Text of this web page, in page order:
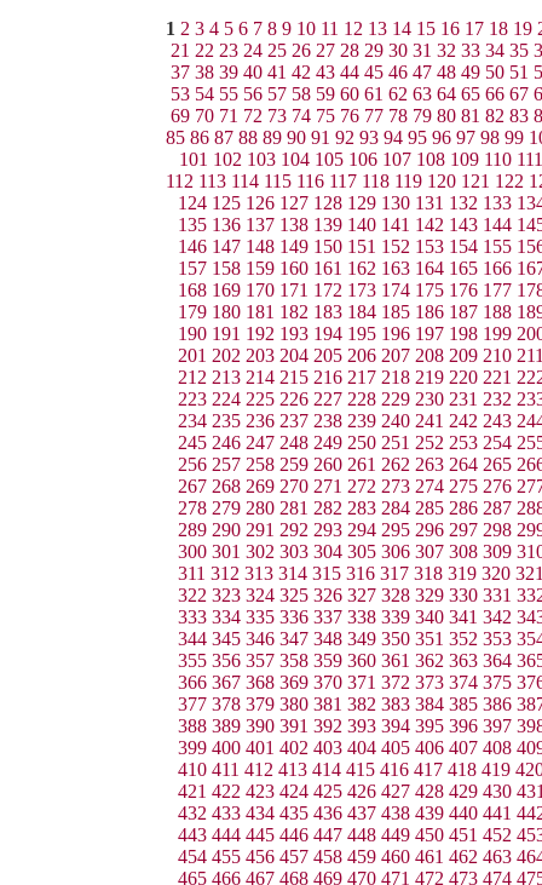
1 2 3 4 5 6 7 8 9 10 11 12 13 14 15 16 17 18 19
21 22 23 24 25 26 27 28 29 30 31 32 33 34 35
37 38 39 40 41 42 43 44 45 46 47 48 49 50 51
53 54 55 56 57 58 59 60 61 62 63 64 65 66 67
69 70 71 72 73 74 75 76 77 78 79 80 81 82 83
85 86 87 88 89 90 91 92 93 94 95 96 97 98 99
101 102 103 104 105 106 107 108 109 110 111
112 113 114 115 116 117 118 119 120 121 122
124 125 126 127 128 129 130 131 132 133
135 136 137 138 139 140 141 142 143 144
146 147 148 149 150 151 152 153 154 155
157 158 159 160 161 162 163 164 165 166
168 169 170 171 172 173 174 175 176 177
179 180 181 182 183 184 185 186 187 188
190 191 192 193 194 195 196 197 198 199
201 202 203 204 205 206 207 208 209 210
212 213 214 215 216 217 218 219 220 221
223 224 225 226 227 228 229 230 231 232
234 235 236 237 238 239 240 241 242 243
245 246 247 248 249 250 251 252 253 254
256 257 258 259 260 261 262 263 264 265
267 268 269 270 271 272 273 274 275 276
278 279 280 281 282 283 284 285 286 287
289 290 291 292 293 294 295 296 297 298
300 301 302 303 304 305 306 307 308 309
311 312 313 314 315 316 317 318 319 320
322 323 324 325 326 327 328 329 330 331
333 334 335 336 337 338 339 340 341 342
344 345 346 347 348 349 350 351 352 353
355 356 357 358 359 360 361 362 363 364
366 367 368 369 370 371 372 373 374 375
377 378 379 380 381 382 383 384 385 386
388 389 390 391 392 393 394 395 396 397
399 400 401 402 403 404 405 406 407 408
410 411 412 413 414 415 416 417 418 419
421 422 423 424 425 426 427 428 429 430
432 433 434 435 436 437 438 439 440 441
443 444 445 446 447 448 449 450 451 452
454 455 456 457 458 459 460 461 462 463
465 466 467 468 469 470 471 472 473 474